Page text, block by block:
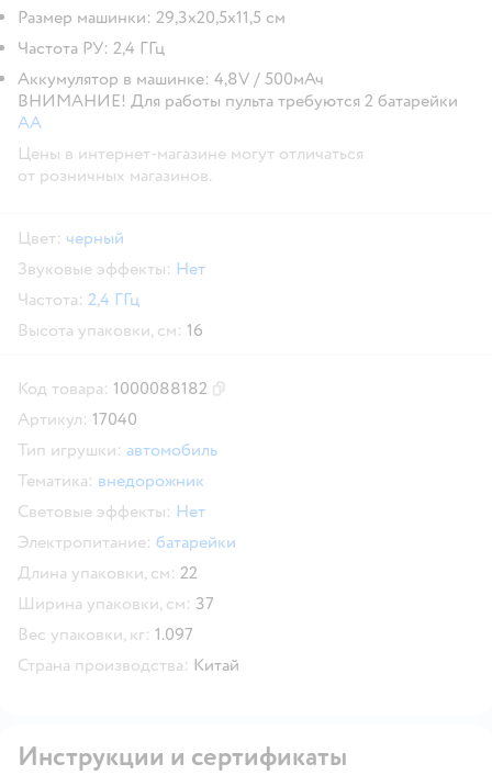
Размер машинки: 29,3х20,5х11,5 см
Частота РУ: 2,4 ГГц
Аккумулятор в машинке: 4,8V / 500мАч
ВНИМАНИЕ! Для работы пульта требуются 2 батарейки
АА
Цены в интернет-магазине могут отличаться
от розничных магазинов.
Цвет: черный
Звуковые эффекты: Нет
Частота: 2,4 ГГц
Высота упаковки, см: 16
Код товара: 1000088182
Артикул: 17040
Тип игрушки: автомобиль
Тематика: внедорожник
Световые эффекты: Нет
Электропитание: батарейки
Длина упаковки, см: 22
Ширина упаковки, см: 37
Вес упаковки, кг: 1.097
Страна производства: Китай
Инструкции и сертификаты